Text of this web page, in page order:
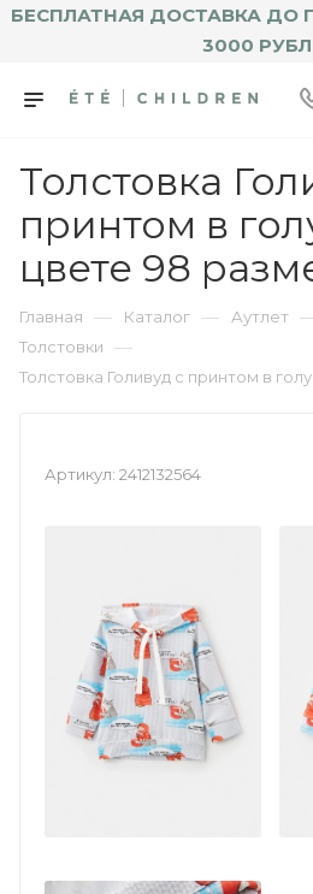
БЕСПЛАТНАЯ ДОСТАВКА ДО
3000
Толстовка
принтом в
цвете 98
Главная — Каталог — Аутлет
Толстовки —
Толстовка Голивуд с принтом в
Артикул: 2412132564